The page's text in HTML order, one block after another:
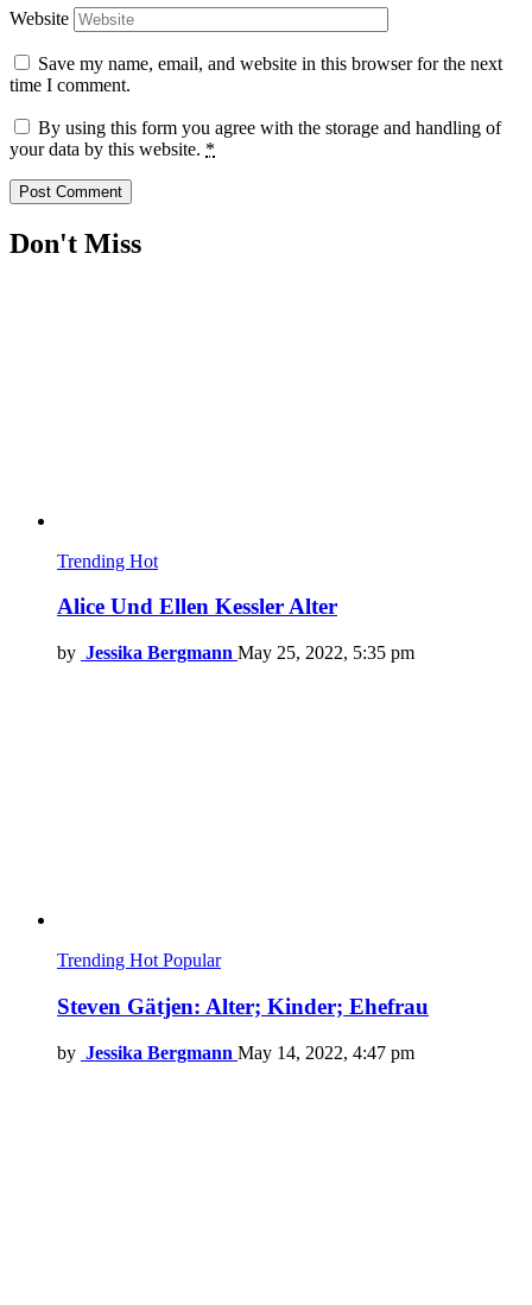
Website
Save my name, email, and website in this browser for the next
time I comment.
By using this form you agree with the storage and handling of
your data by this website. *
Don't Miss
Trending Hot
Alice Und Ellen Kessler Alter
by Jessika Bergmann May 25, 2022, 5:35 pm
Trending Hot Popular
Steven Gätjen: Alter; Kinder; Ehefrau
by Jessika Bergmann May 14, 2022, 4:47 pm